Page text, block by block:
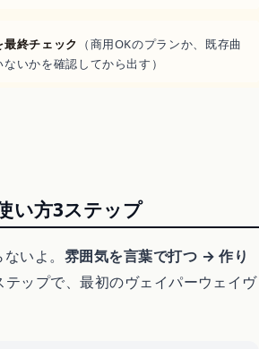
終チェック （商用OKのプランか、既存曲
いかを確認してから出す）
い方3ステップ
いよ。 雰囲気を言葉で打つ → 作り
テップで、最初のヴェイパーウェイヴ